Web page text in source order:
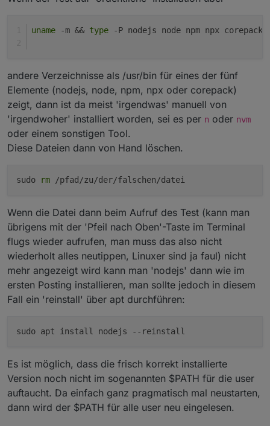
uname -m && type -P nodejs node npm npx
andere Verzeichnisse als /usr/bin für eines der fünf
Elemente (nodejs, node, npm, npx oder corepack)
zeigt, dann ist da meist 'irgendwas' manuell von
'irgendwoher' installiert worden, sei es per n oder nvm
oder einem sonstigen Tool.
Diese Dateien dann von Hand löschen.
sudo rm /pfad/zu/der/falschen/datei
Wenn die Datei dann beim Aufruf des Test (kann man
übrigens mit der 'Pfeil nach Oben'-Taste im Terminal
flugs wieder aufrufen, man muss das also nicht
wiederholt alles neutippen, Linuxer sind ja faul) nicht
mehr angezeigt wird kann man 'nodejs' dann wie im
ersten Posting installieren, man sollte jedoch in diesem
Fall ein 'reinstall' über apt durchführen:
sudo apt install nodejs --reinstall
Es ist möglich, dass die frisch korrekt installierte
Version noch nicht im sogenannten $PATH für die user
auftaucht. Da einfach ganz pragmatisch mal neustarten,
dann wird der $PATH für alle user neu eingelesen.